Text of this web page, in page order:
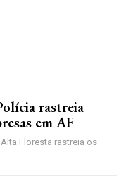
rastreia
em AF
Floresta rastreia os